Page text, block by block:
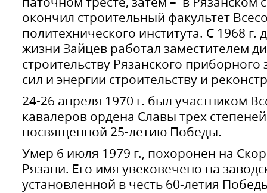
окончил строительный факультет
политехнического института. С 1968 г.
жизни Зайцев работал заместителем
строительству Рязанского
сил и энергии строительству и
24-26 апреля 1970 г. был участником
кавалеров ордена Славы трех
посвященной 25-летию Победы.
Умер 6 июля 1979 г., похоронен на
Рязани. Его имя увековечено на
установленной в честь 60-летия